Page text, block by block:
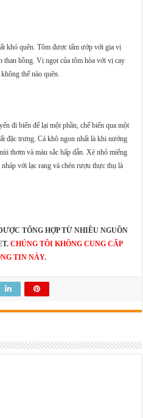
khó quên. Tôm được tẩm ướp với gia vị
than hồng. Vị ngọt của tôm hòa với vị cay
thể nào quên.
đi biển để lại một phần, chế biến qua một
đặc trưng. Cá khô ngon nhất là khi nướng
thơm và màu sắc hấp dẫn. Xé nhỏ miếng
với lạc rang và chén rượu thực thụ là
TỔNG HỢP TỪ NHIỀU NGUỒN
CHÚNG TÔI KHÔNG CUNG CẤP
TIN NÀY.